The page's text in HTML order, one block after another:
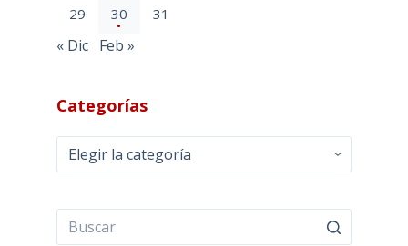
29 30 31
« Dic Feb »
Categorías
Categorías